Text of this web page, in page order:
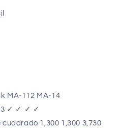
MA-112 MA-14
✓ ✓ ✓ ✓
1,300 1,300 3,730